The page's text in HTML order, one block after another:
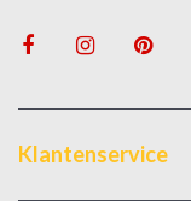
Klantenservice